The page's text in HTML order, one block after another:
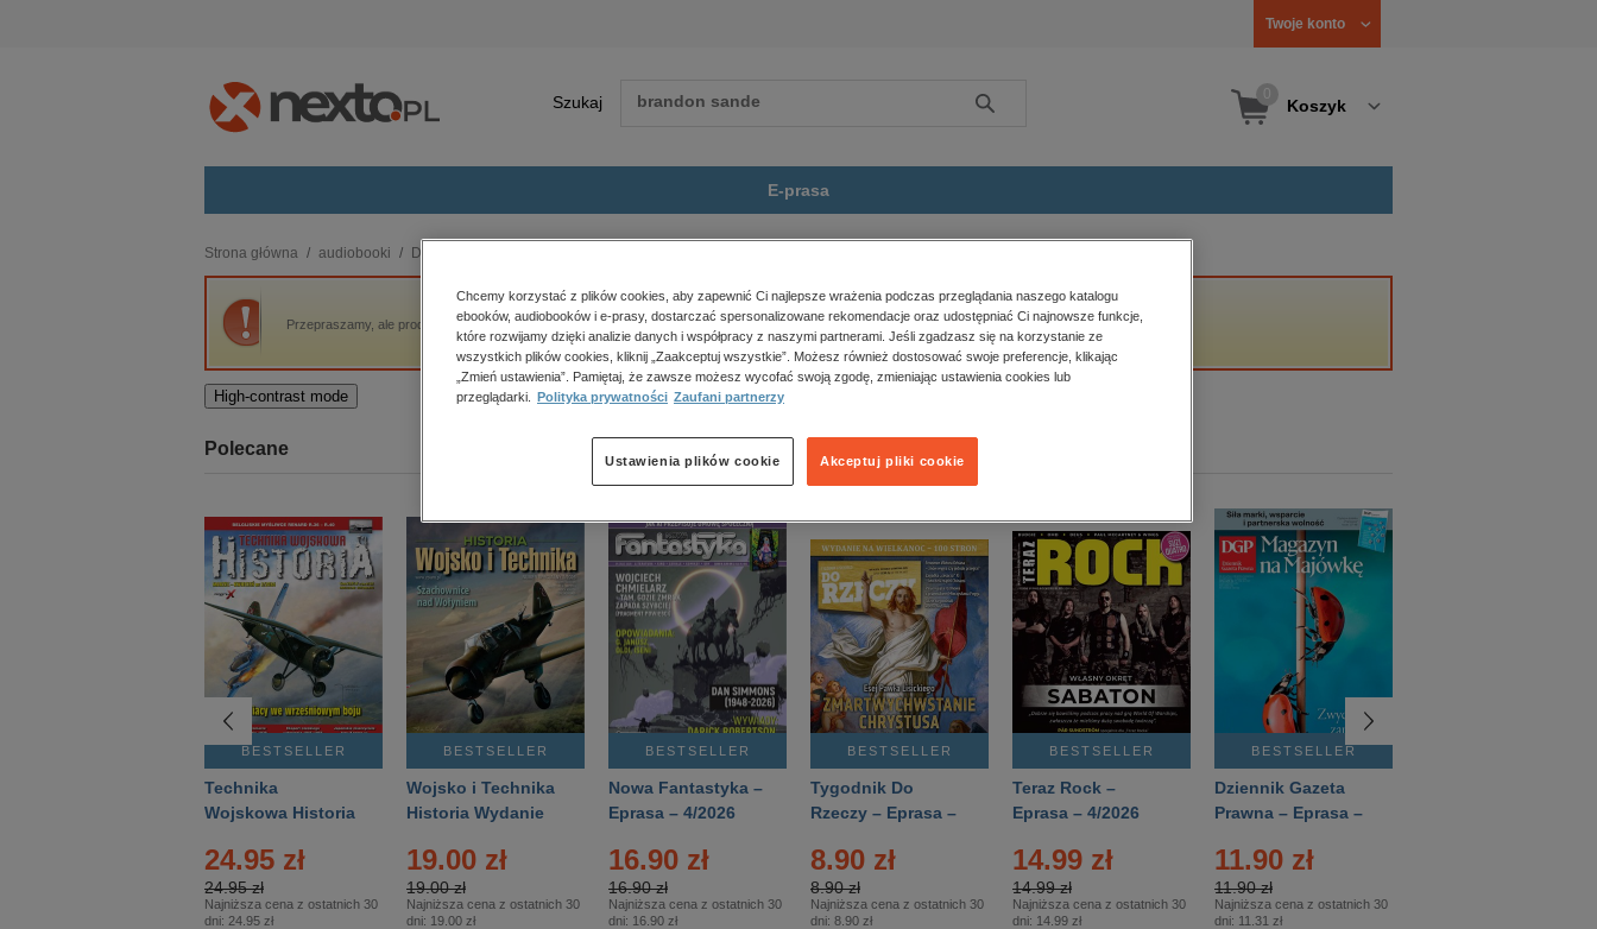
Twoje konto
Szukaj Szukaj Koszyk
E-prasa
budownictwo, aranżacja wnętrz
biznesowe, branżowe, gospodarka
darmowe wydania
edukacja
kobiece, lifestyle, kultura
polityka, społeczno-informacyjne
psychologiczne
inne
popularno-naukowe
historia
zdrowie
religie
Strona główna audiobooki Dla dzieci i młodzieży
Przepraszamy, ale produkt „Nata i czarownice Tom 2: Nata i czarownice. Pechowa wiedźma” nie jest dostępny.
High-contrast mode
Polecane
BESTSELLER
Technika
Wojskowa Historia
24.95 zł
24.95 zł
Najniższa cena z ostatnich 30
dni: 24.95 zł
BESTSELLER
Wojsko i Technika
Historia Wydanie
– 2/2026
19.00 zł
19.00 zł
Najniższa cena z ostatnich 30
dni: 19.00 zł
BESTSELLER
Nowa Fantastyka –
Eprasa – 4/2026
16.90 zł
16.90 zł
Najniższa cena z ostatnich 30
dni: 16.90 zł
BESTSELLER
Tygodnik Do
Rzeczy – Eprasa –
8.90 zł
8.90 zł
Najniższa cena z ostatnich 30
dni: 8.90 zł
BESTSELLER
Teraz Rock –
Eprasa – 4/2026
14.99 zł
14.99 zł
Najniższa cena z ostatnich 30
dni: 14.99 zł
BESTSELLER
Dziennik Gazeta
Prawna – Eprasa –
11.90 zł
11.90 zł
Najniższa cena z ostatnich 30
dni: 11.31 zł
Chcemy korzystać z plików cookies, aby zapewnić Ci najlepsze wrażenia podczas przeglądania naszego katalogu
ebooków, audiobooków i e-prasy, dostarczać spersonalizowane rekomendacje oraz udostępniać Ci najnowsze funkcje,
które rozwijamy dzięki analizie danych i współpracy z naszymi partnerami. Jeśli zgadzasz się na korzystanie ze
wszystkich plików cookies, kliknij „Zaakceptuj wszystkie”. Możesz również dostosować swoje preferencje, klikając
„Zmień ustawienia”. Pamiętaj, że zawsze możesz wycofać swoją zgodę, zmieniając ustawienia cookies lub
przeglądarki.
Polityka prywatności Zaufani partnerzy
Akceptuj pliki cookie
Ustawienia plików cookie